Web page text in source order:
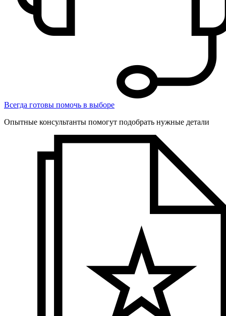
Всегда готовы помочь в выборе
Опытные консультанты помогут подобрать нужные детали